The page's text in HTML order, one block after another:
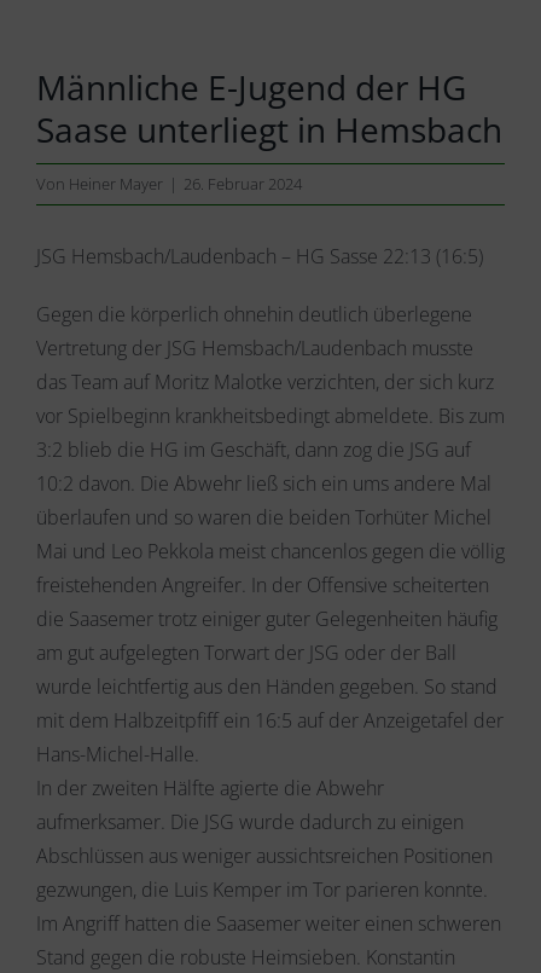
Männliche E-Jugend der HG
Saase unterliegt in Hemsbach
Von Heiner Mayer | 26. Februar 2024
JSG Hemsbach/Laudenbach – HG Sasse 22:13 (16:5)
Gegen die körperlich ohnehin deutlich überlegene
Vertretung der JSG Hemsbach/Laudenbach musste
das Team auf Moritz Malotke verzichten, der sich kurz
vor Spielbeginn krankheitsbedingt abmeldete. Bis zum
3:2 blieb die HG im Geschäft, dann zog die JSG auf
10:2 davon. Die Abwehr ließ sich ein ums andere Mal
überlaufen und so waren die beiden Torhüter Michel
Mai und Leo Pekkola meist chancenlos gegen die völlig
freistehenden Angreifer. In der Offensive scheiterten
die Saasemer trotz einiger guter Gelegenheiten häufig
am gut aufgelegten Torwart der JSG oder der Ball
wurde leichtfertig aus den Händen gegeben. So stand
mit dem Halbzeitpfiff ein 16:5 auf der Anzeigetafel der
Hans-Michel-Halle.
In der zweiten Hälfte agierte die Abwehr
aufmerksamer. Die JSG wurde dadurch zu einigen
Abschlüssen aus weniger aussichtsreichen Positionen
gezwungen, die Luis Kemper im Tor parieren konnte.
Im Angriff hatten die Saasemer weiter einen schweren
Stand gegen die robuste Heimsieben. Konstantin